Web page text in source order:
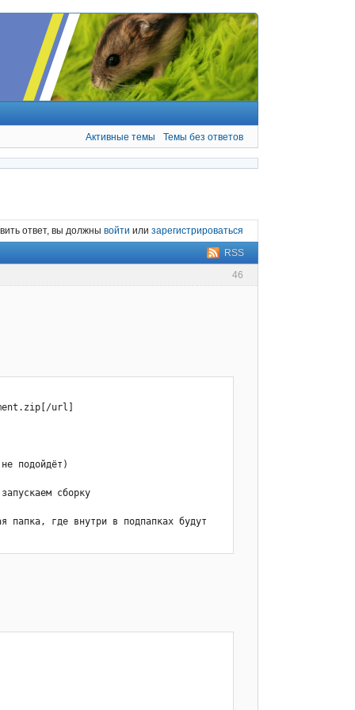
Активные темы Темы без ответов
ответ, вы должны войти или зарегистрироваться
RSS
46
url]
подойдёт)
сборку
папка, где внутри в подпапках будут